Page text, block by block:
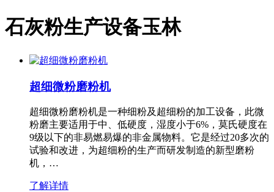
石灰粉生产设备玉林
超细微粉磨粉机
超细微粉磨粉机是一种细粉及超细粉的加工设备，此微
粉磨主要适用于中、低硬度，湿度小于6%，莫氏硬度在
9级以下的非易燃易爆的非金属物料。它是经过20多次的
试验和改进，为超细粉的生产而研发制造的新型磨粉
机，…
了解详情